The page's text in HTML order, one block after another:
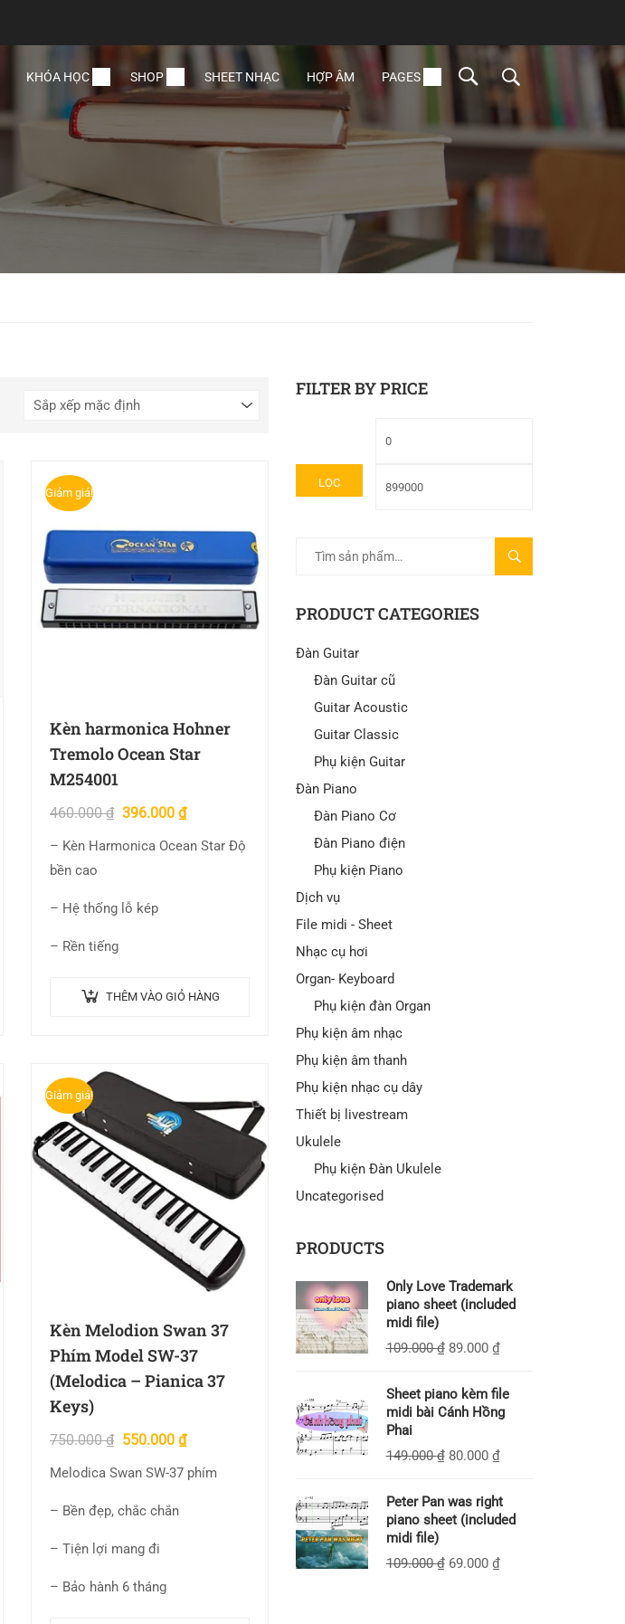
KHÓA HỌC SHOP SHEET NHẠC HỢP ÂM PAGES
Giảm giá!
Kèn harmonica Hohner
Tremolo Ocean Star
M254001
460.000₫ 396.000 ₫
– Kèn Harmonica Ocean Star Độ
bền cao
– Hệ thống lỗ kép
– Rền tiếng
THÊM VÀO GIỎ HÀNG
Giảm giá!
Kèn Melodion Swan 37
Phím Model SW-37
(Melodica – Pianica 37
Keys)
750.000₫ 550.000 ₫
Melodica Swan SW-37 phím
– Bền đẹp, chắc chắn
– Tiện lợi mang đi
– Bảo hành 6 tháng
FILTER BY PRICE
LỌC
TÌM
KIẾM
PRODUCT CATEGORIES
Đàn Guitar
Đàn Guitar cũ
Guitar Acoustic
Guitar Classic
Phụ kiện Guitar
Đàn Piano
Đàn Piano Cơ
Đàn Piano điện
Phụ kiện Piano
Dịch vụ
File midi - Sheet
Nhạc cụ hơi
Organ- Keyboard
Phụ kiện đàn Organ
Phụ kiện âm nhạc
Phụ kiện âm thanh
Phụ kiện nhạc cụ dây
Thiết bị livestream
Ukulele
Phụ kiện Đàn Ukulele
Uncategorised
PRODUCTS
Only Love Trademark
piano sheet (included
midi file)
109.000₫ 89.000 ₫
Sheet piano kèm file
midi bài Cánh Hồng
Phai
149.000₫ 80.000 ₫
Peter Pan was right
piano sheet (included
midi file)
109.000₫ 69.000 ₫